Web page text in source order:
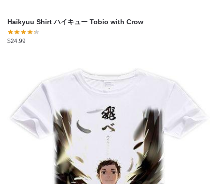
Haikyuu Shirt ハイキュー Tobio with Crow
$24.99